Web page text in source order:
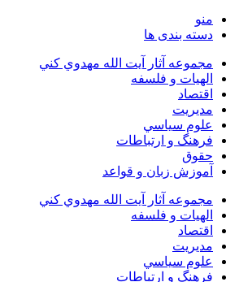
منو
دسته بندی ها
مجموعه آثار آيت الله مهدوي كني
الهیات و فلسفه
اقتصاد
مديريت
علوم سياسي
فرهنگ و ارتباطات
حقوق
آموزش زبان و قواعد
مجموعه آثار آيت الله مهدوي كني
الهیات و فلسفه
اقتصاد
مديريت
علوم سياسي
فرهنگ و ارتباطات